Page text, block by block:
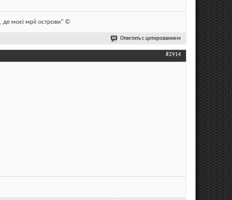
моєї мрії острови" ©
Ответить с цитированием
#2914